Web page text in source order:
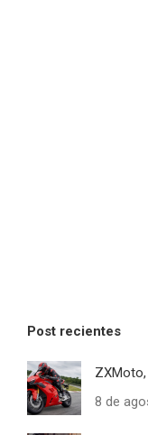
Post recientes
8 de